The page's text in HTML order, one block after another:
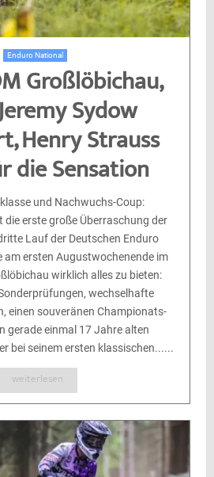
Enduro National
Großlöbichau,
Sydow
Henry Strauss
die Sensation
und Nachwuchs-Coup:
die erste große Überraschung der
Lauf der Deutschen Enduro
ersten Augustwochenende im
wirklich alles zu bieten:
wechselhafte
einen souveränen Championats-
gerade einmal 17 Jahre alten
bei seinem ersten klassischen......
weiterlesen